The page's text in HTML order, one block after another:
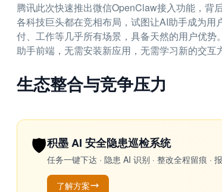
腾讯此次快速推出微信OpenClaw接入功能，背
各科技巨头都在竞相布局，试图让AI助手成为
付、工作等几乎所有场景，具备天然的用户优
助手前端，无需安装新应用，无需学习新的交互
生态整合与竞争压力
🛡️积墨 AI 安全隐患巡检系统
任务一键下达 · 隐患 AI 识别 · 整改全程留痕 ·
了解方案